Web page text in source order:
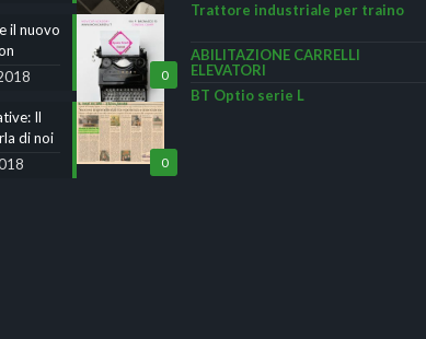
0
il nuovo
0
Il
di noi
Trattore industriale per traino
ABILITAZIONE CARRELLI
ELEVATORI
BT Optio serie L